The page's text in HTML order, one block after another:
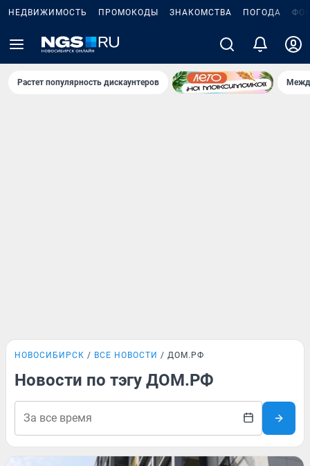
НЕДВИЖИМОСТЬ ПРОМОКОДЫ ЗНАКОМСТВА ПОГОДА
Растет популярность дискаунтеров
НОВОСИБИРСК ВСЕ НОВОСТИ ДОМ.РФ
Новости по тэгу ДОМ.РФ